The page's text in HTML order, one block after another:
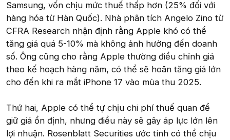
Samsung, vốn chịu mức thuế thấp hơn (25% đối với
hàng hóa từ Hàn Quốc). Nhà phân tích Angelo Zino từ
CFRA Research nhận định rằng Apple khó có thể
tăng giá quá 5-10% mà không ảnh hưởng đến doanh
số. Ông cũng cho rằng Apple thường điều chỉnh giá
theo kế hoạch hàng năm, có thể sẽ hoãn tăng giá lớn
cho đến khi ra mắt iPhone 17 vào mùa thu 2025.
Thứ hai, Apple có thể tự chịu chi phí thuế quan để
giữ giá ổn định, nhưng điều này sẽ gây áp lực lớn lên
lợi nhuận. Rosenblatt Securities ước tính có thể chịu